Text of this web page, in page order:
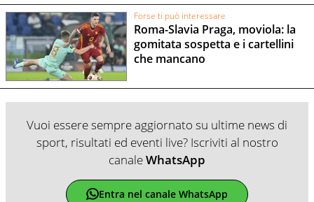
Forse ti può interessare
Roma-Slavia Praga, moviola: la
gomitata sospetta e i cartellini
che mancano
Vuoi essere sempre aggiornato su ultime news di
sport, risultati ed eventi live? Iscriviti al nostro
canaleWhatsApp
Entra nel canale WhatsApp